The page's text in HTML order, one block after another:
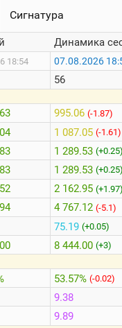
Сигнатура
18:54
Динамика
07.08.2026
56
995.06 (-1.87)
1 087.05 (-1.61)
1 289.53
1 289.53
2 162.95
4 767.12 (-5.1)
75.19 (+0.05)
8 444.00 (+3)
53.57% (-0.02)
9.38
9.89